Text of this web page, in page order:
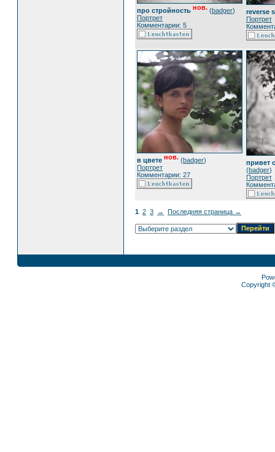
про стройность нов. (badger)
Портрет
Комментарии: 5
reverse
Портрет
в цвете нов. (badger)
Портрет
Комментарии: 27
привет
(badger)
Портрет
1 2 3 → Последняя страница →
Copyright